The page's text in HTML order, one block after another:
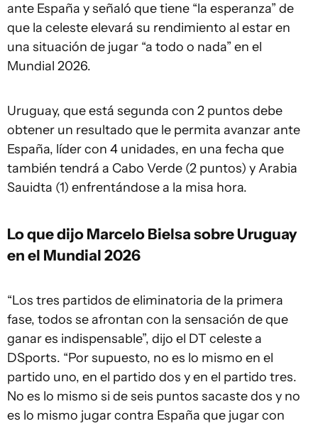
ante España y señaló que tiene “la esperanza” de
que la celeste elevará su rendimiento al estar en
una situación de jugar “a todo o nada” en el
Mundial 2026.
Uruguay, que está segunda con 2 puntos debe
obtener un resultado que le permita avanzar ante
España, líder con 4 unidades, en una fecha que
también tendrá a Cabo Verde (2 puntos) y Arabia
Sauidta (1) enfrentándose a la misa hora.
Lo que dijo Marcelo Bielsa sobre Uruguay
en el Mundial 2026
“Los tres partidos de eliminatoria de la primera
fase, todos se afrontan con la sensación de que
ganar es indispensable”, dijo el DT celeste a
DSports. “Por supuesto, no es lo mismo en el
partido uno, en el partido dos y en el partido tres.
No es lo mismo si de seis puntos sacaste dos y no
es lo mismo jugar contra España que jugar con